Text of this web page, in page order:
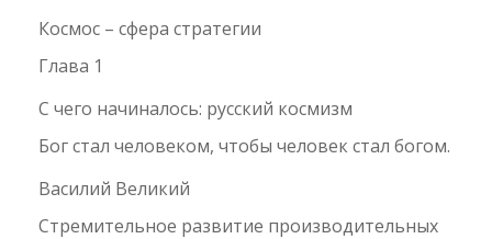
Космос – сфера стратегии
Глава 1
С чего начиналось: русский космизм
Бог стал человеком, чтобы человек стал богом.
Василий Великий
Стремительное развитие производительных